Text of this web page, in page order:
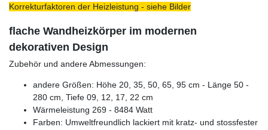
Korrekturfaktoren der Heizleistung - siehe Bilder
flache Wandheizkörper im modernen
dekorativen Design
Zubehör und andere Abmessungen:
andere Größen: Höhe 20, 35, 50, 65, 95 cm - Länge 50 -
280 cm, Tiefe 09, 12, 17, 22 cm
Wärmeleistung 269 - 8484 Watt
Farben: Umweltfreundlich lackiert mit kratz- und stossfester